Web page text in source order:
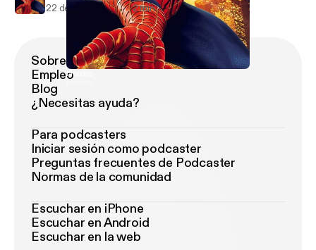
Heroes
22 de feb de 2019 2 min
Sobre Podimo
Empleo
Blog
¿Necesitas ayuda?
Para podcasters
Iniciar sesión como podcaster
Preguntas frecuentes de Podcaster
Normas de la comunidad
Escuchar en iPhone
Escuchar en Android
Escuchar en la web